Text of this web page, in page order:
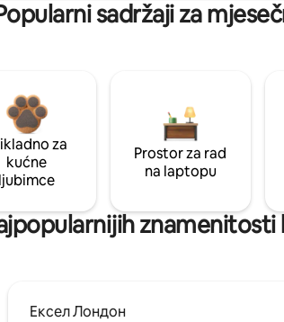
sadržaji za
za
kućne
ljubimce
Prostor za rad
na laptopu
Ексел Лондон